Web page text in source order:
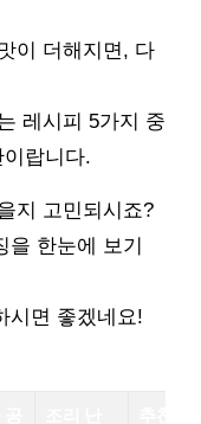
이 더해지면, 다
레시피 5가지 중
랍니다.
지 고민되시죠?
을 한눈에 보기
시면 좋겠네요!